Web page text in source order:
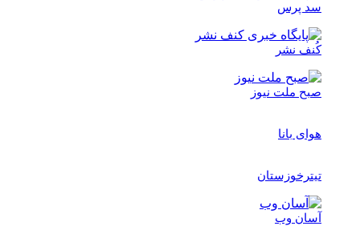
سد پرس
کُنف نشر
صبح ملت نیوز
هوای بانا
تیترخوزستان
آسان وب